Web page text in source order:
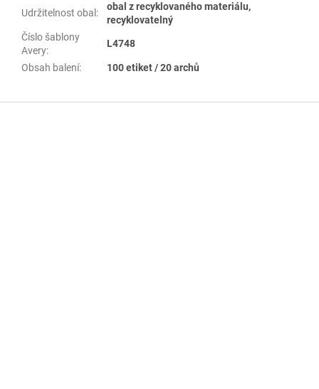
Udržitelnost obal :
obal z recyklovaného materiálu,
recyklovatelný
Číslo šablony
Avery:
L4748
Obsah balení: 100 etiket / 20 archů